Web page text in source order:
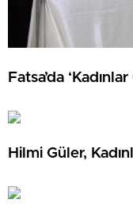
Fatsa’da
Hilmi Güler,